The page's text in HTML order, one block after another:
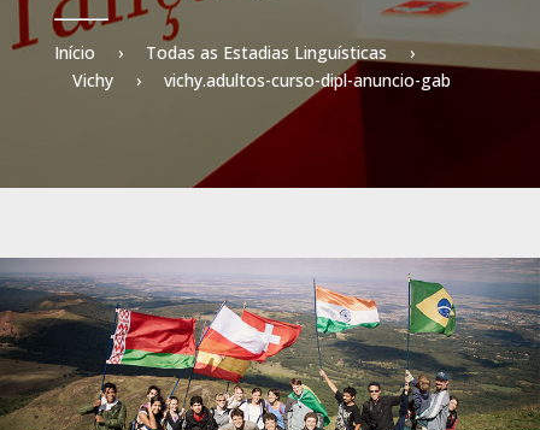
Início › Todas as Estadias Linguísticas
›
Vichy
› vichy.adultos-curso-dipl-anuncio-gab